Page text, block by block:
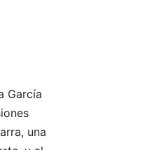
García
una